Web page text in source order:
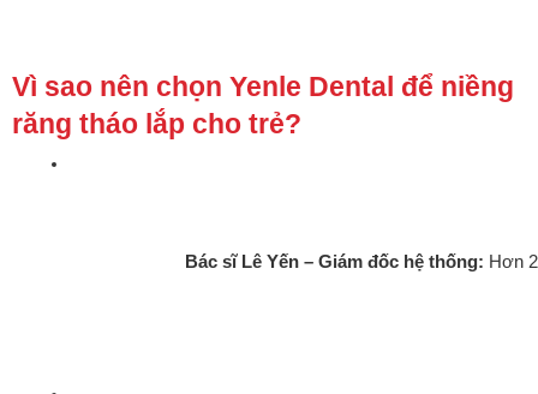
Vì sao nên chọn Yenle Dental để niềng
răng tháo lắp cho trẻ?
Bác sĩ Lê Yến – Giám đốc hệ thống: Hơn